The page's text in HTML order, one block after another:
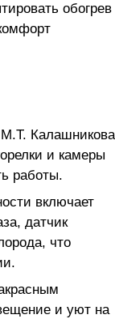
обогрев
Калашникова
и камеры
работы.
включает
датчик
что
и уют на